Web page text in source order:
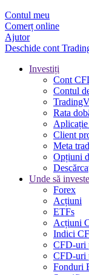
Contul meu
Comerț online
Ajutor
Deschide cont
Investiți
Cont
Contul
Rata
Client
Meta
Opțiuni
Unde să
Forex
Acțiuni
ETFs
Acțiuni
Indici
CFD-uri
CFD-uri
Fonduri